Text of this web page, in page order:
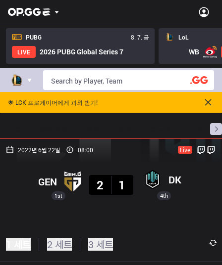
PUBG
8. 7. 금
LIVE
2026 PUBG Global Series 7
LoL
WB
🌟 LCK 프로게이머에게 과외 받기!
프로빌
2022년 6월 22일 08:00 Live
1st
GEN
2
1 DK
4th
2 세트 3 세트